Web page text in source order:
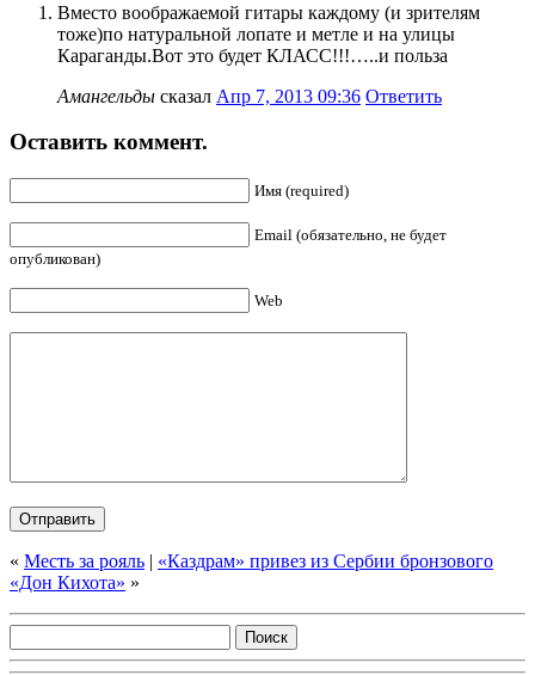
Вместо воображаемой гитары каждому (и зрителям
тоже)по натуральной лопате и метле и на улицы
Караганды.Вот это будет КЛАСС!!!…..и польза
Амангельды сказал Апр 7, 2013 09:36 Ответить
Оставить коммент.
Имя (required)
Email (обязательно, не будет
опубликован)
Web
« Месть за рояль | «Каздрам» привез из Сербии бронзового
«Дон Кихота» »